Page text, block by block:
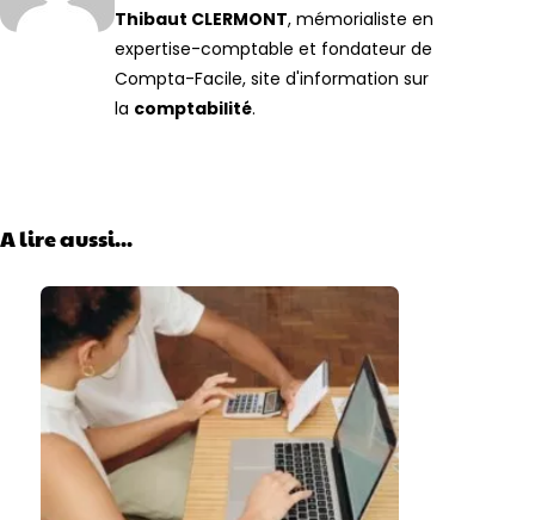
Thibaut CLERMONT, mémorialiste en
expertise-comptable et fondateur de
Compta-Facile, site d'information sur
la comptabilité.
A lire aussi...